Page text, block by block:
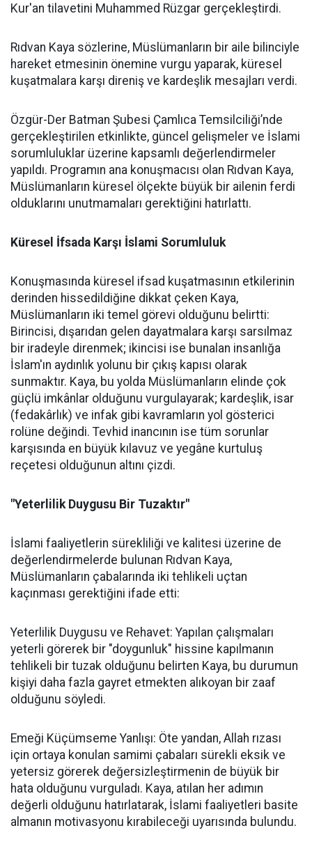
Kur'an tilavetini Muhammed Rüzgar gerçekleştirdi.
Rıdvan Kaya sözlerine, Müslümanların bir aile bilinciyle
hareket etmesinin önemine vurgu yaparak, küresel
kuşatmalara karşı direniş ve kardeşlik mesajları verdi.
Özgür-Der Batman Şubesi Çamlıca Temsilciliği’nde
gerçekleştirilen etkinlikte, güncel gelişmeler ve İslami
sorumluluklar üzerine kapsamlı değerlendirmeler
yapıldı. Programın ana konuşmacısı olan Rıdvan Kaya,
Müslümanların küresel ölçekte büyük bir ailenin ferdi
olduklarını unutmamaları gerektiğini hatırlattı.
Küresel İfsada Karşı İslami Sorumluluk
Konuşmasında küresel ifsad kuşatmasının etkilerinin
derinden hissedildiğine dikkat çeken Kaya,
Müslümanların iki temel görevi olduğunu belirtti:
Birincisi, dışarıdan gelen dayatmalara karşı sarsılmaz
bir iradeyle direnmek; ikincisi ise bunalan insanlığa
İslam'ın aydınlık yolunu bir çıkış kapısı olarak
sunmaktır. Kaya, bu yolda Müslümanların elinde çok
güçlü imkânlar olduğunu vurgulayarak; kardeşlik, isar
(fedakârlık) ve infak gibi kavramların yol gösterici
rolüne değindi. Tevhid inancının ise tüm sorunlar
karşısında en büyük kılavuz ve yegâne kurtuluş
reçetesi olduğunun altını çizdi.
"Yeterlilik Duygusu Bir Tuzaktır"
İslami faaliyetlerin sürekliliği ve kalitesi üzerine de
değerlendirmelerde bulunan Rıdvan Kaya,
Müslümanların çabalarında iki tehlikeli uçtan
kaçınması gerektiğini ifade etti:
Yeterlilik Duygusu ve Rehavet: Yapılan çalışmaları
yeterli görerek bir "doygunluk" hissine kapılmanın
tehlikeli bir tuzak olduğunu belirten Kaya, bu durumun
kişiyi daha fazla gayret etmekten alıkoyan bir zaaf
olduğunu söyledi.
Emeği Küçümseme Yanlışı: Öte yandan, Allah rızası
için ortaya konulan samimi çabaları sürekli eksik ve
yetersiz görerek değersizleştirmenin de büyük bir
hata olduğunu vurguladı. Kaya, atılan her adımın
değerli olduğunu hatırlatarak, İslami faaliyetleri basite
almanın motivasyonu kırabileceği uyarısında bulundu.